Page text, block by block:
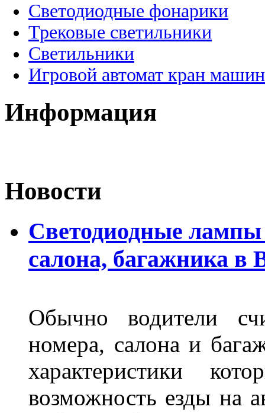
Светодиодные фонарики
Трековые светильники
Светильники
Игровой автомат кран
Информация
Новости
Светодиодные лампы
салона, багажника в
Обычно водители
номера, салона и
характеристики
возможность езды на